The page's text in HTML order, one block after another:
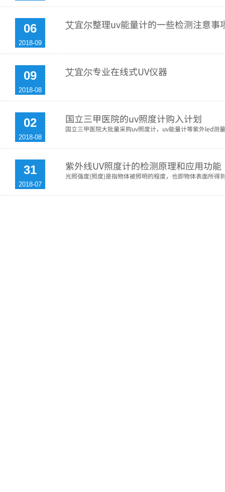
06
2018-09
艾宜尔整理uv能量计的一些检测注意事
09
2018-08
艾宜尔专业在线式UV仪器
02
2018-08
国立三甲医院的uv照度计购入计划
国立三甲医院大批量采购uv照度计，uv能量计等紫外led测
31
2018-07
紫外线UV照度计的检测原理和应用功能
光照强度(照度)是指物体被照明的程度，也即物体表面所得